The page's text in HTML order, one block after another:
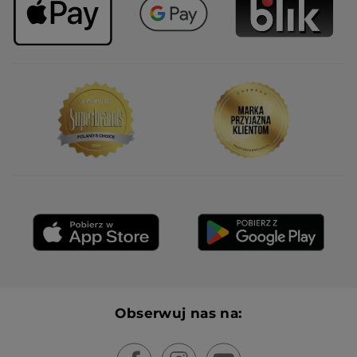
Obserwuj nas na: